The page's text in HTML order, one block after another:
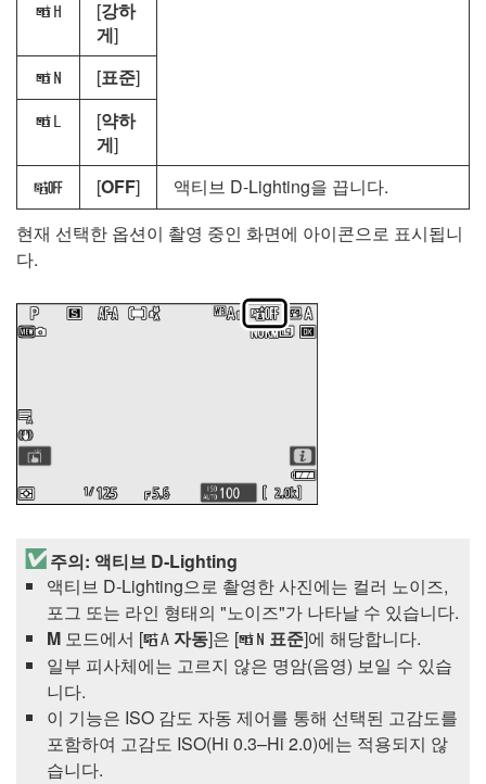
P [강하
게]
Q [표준]
R [약하
게]
c [OFF]
액티브 D‑Lighting을 끕니다.
현재 선택한 옵션이 촬영 중인 화면에 아이콘으로 표시됩니
다.
주의: 액티브 D‑Lighting
액티브 D‑Lighting으로 촬영한 사진에는 컬러 노이즈,
포그 또는 라인 형태의 "노이즈"가 나타날 수 있습니다.
M 모드에서 [Y 자동]은 [Q 표준]에 해당합니다.
일부 피사체에는 고르지 않은 명암(음영) 보일 수 있습
니다.
이 기능은 ISO 감도 자동 제어를 통해 선택된 고감도를
포함하여 고감도 ISO(Hi 0.3–Hi 2.0)에는 적용되지 않
습니다.